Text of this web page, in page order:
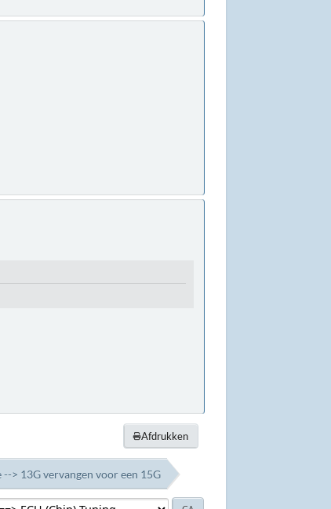
Afdrukken
> 13G vervangen voor een 15G